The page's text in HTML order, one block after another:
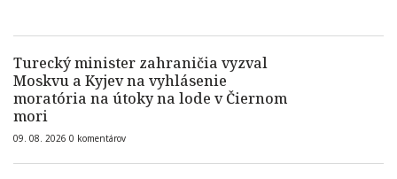
Turecký minister zahraničia vyzval
Moskvu a Kyjev na vyhlásenie
moratória na útoky na lode v Čiernom
mori
09. 08. 2026 0 komentárov